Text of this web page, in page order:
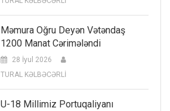
Məmura Oğru Deyən Vətəndaş
1200 Manat Cərimələndi
28 İyul 2026
TURAL KƏLBƏCƏRLİ
U-18 Millimiz Portuqaliyanı